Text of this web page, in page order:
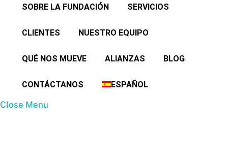
SOBRE LA FUNDACIÓN SERVICIOS
CLIENTES NUESTRO EQUIPO
QUÉ NOS MUEVE ALIANZAS BLOG
CONTÁCTANOS ESPAÑOL
Close Menu